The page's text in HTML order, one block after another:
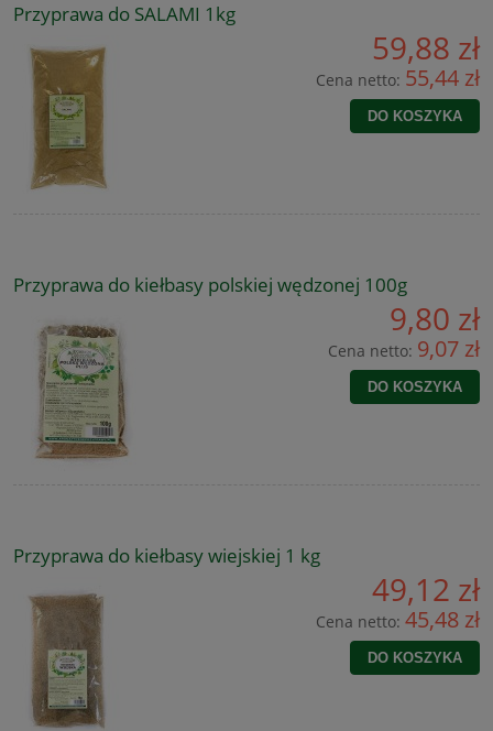
Przyprawa do SALAMI 1kg
59,88 zł
Cena netto: 55,44 zł
DO KOSZYKA
Przyprawa do kiełbasy polskiej wędzonej 100g
9,80 zł
Cena netto: 9,07 zł
DO KOSZYKA
Przyprawa do kiełbasy wiejskiej 1 kg
49,12 zł
Cena netto: 45,48 zł
DO KOSZYKA